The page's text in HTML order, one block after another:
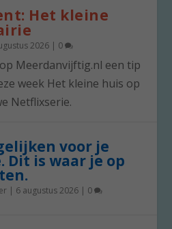
Het kleine
2026 | 0
Meerdanvijftig.nl een tip
week Het kleine huis op
Netflixserie.
voor je
Dit is waar je op
| 6 augustus 2026 | 0